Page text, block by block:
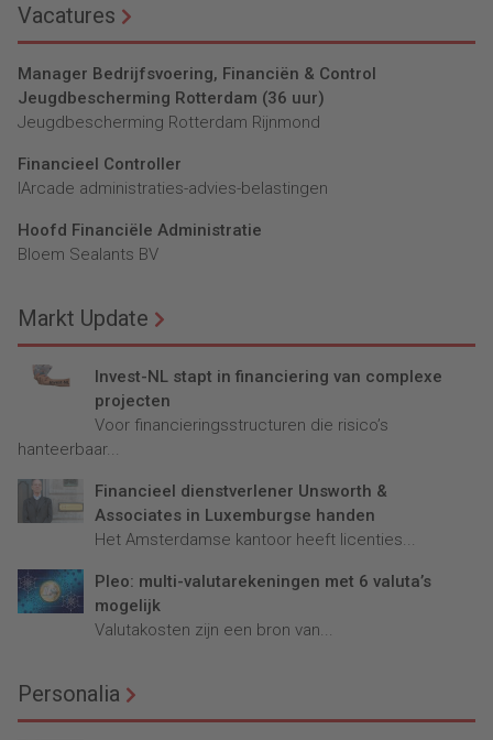
Vacatures
Manager Bedrijfsvoering, Financiën & Control
Jeugdbescherming Rotterdam (36 uur)
Jeugdbescherming Rotterdam Rijnmond
Financieel Controller
lArcade administraties-advies-belastingen
Hoofd Financiële Administratie
Bloem Sealants BV
Markt Update
Invest-NL stapt in financiering van complexe
projecten
Voor financieringsstructuren die risico’s
hanteerbaar...
Financieel dienstverlener Unsworth &
Associates in Luxemburgse handen
Het Amsterdamse kantoor heeft licenties...
Pleo: multi-valutarekeningen met 6 valuta’s
mogelijk
Valutakosten zijn een bron van...
Personalia